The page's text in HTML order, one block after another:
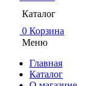
Каталог
0 Корзина
Меню
Главная
Каталог